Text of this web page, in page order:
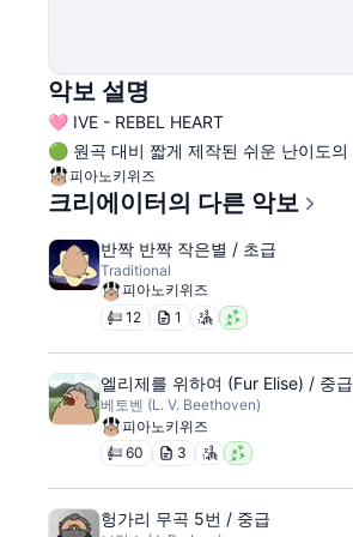
악보 설명
🩷 IVE - REBEL HEART
🟢 원곡 대비 짧게 제작된 쉬운 난이도의
피아노키위즈
크리에이터의 다른 악보
반짝 반짝 작은별 / 초급
Traditional
피아노키위즈
12 1
엘리제를 위하여 (Fur Elise) / 중급
베토벤 (L. V. Beethoven)
피아노키위즈
60 3
헝가리 무곡 5번 / 중급